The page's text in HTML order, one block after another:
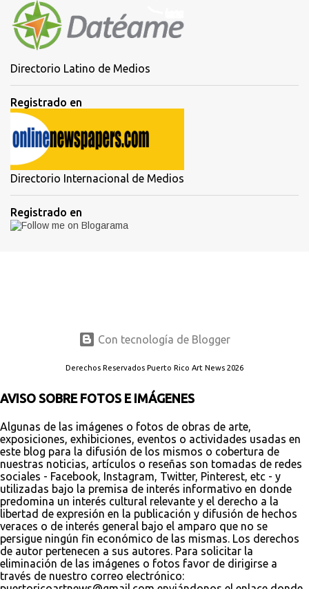
Directorio Latino de Medios
Registrado en
Directorio Internacional de Medios
Registrado en
Con tecnología de Blogger
Derechos Reservados Puerto Rico Art News 2026
AVISO SOBRE FOTOS E IMÁGENES
Algunas de las imágenes o fotos de obras de arte,
exposiciones, exhibiciones, eventos o actividades usadas en
este blog para la difusión de los mismos o cobertura de
nuestras noticias, artículos o reseñas son tomadas de redes
sociales - Facebook, Instagram, Twitter, Pinterest, etc - y
utilizadas bajo la premisa de interés informativo en donde
predomina un interés cultural relevante y el derecho a la
libertad de expresión en la publicación y difusión de hechos
veraces o de interés general bajo el amparo que no se
persigue ningún fin económico de las mismas. Los derechos
de autor pertenecen a sus autores. Para solicitar la
eliminación de las imágenes o fotos favor de dirigirse a
través de nuestro correo electrónico: